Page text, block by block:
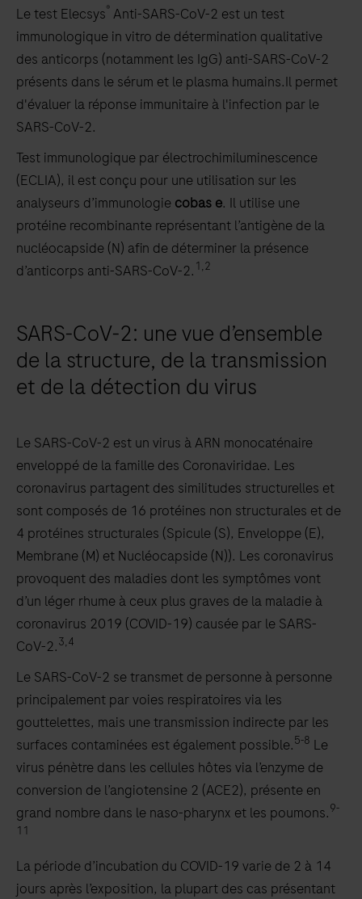
Le test Elecsys® Anti-SARS-CoV-2 est un test
immunologique in vitro de détermination qualitative
des anticorps (notamment les IgG) anti-SARS-CoV-2
présents dans le sérum et le plasma humains.Il permet
d'évaluer la réponse immunitaire à l'infection par le
SARS-CoV-2.
Test immunologique par électrochimiluminescence
(ECLIA), il est conçu pour une utilisation sur les
analyseurs d’immunologie cobas e. Il utilise une
protéine recombinante représentant l’antigène de la
nucléocapside (N) afin de déterminer la présence
d’anticorps anti-SARS-CoV-2. 1,2
SARS-CoV-2: une vue d’ensemble
de la structure, de la transmission
et de la détection du virus
Le SARS-CoV-2 est un virus à ARN monocaténaire
enveloppé de la famille des Coronaviridae. Les
coronavirus partagent des similitudes structurelles et
sont composés de 16 protéines non structurales et de
4 protéines structurales (Spicule (S), Enveloppe (E),
Membrane (M) et Nucléocapside (N)). Les coronavirus
provoquent des maladies dont les symptômes vont
d’un léger rhume à ceux plus graves de la maladie à
coronavirus 2019 (COVID-19) causée par le SARS-
CoV-2.3,4
Le SARS-CoV-2 se transmet de personne à personne
principalement par voies respiratoires via les
gouttelettes, mais une transmission indirecte par les
surfaces contaminées est également possible.5-8 Le
virus pénètre dans les cellules hôtes via l’enzyme de
conversion de l’angiotensine 2 (ACE2), présente en
grand nombre dans le naso-pharynx et les poumons.9-
11
La période d’incubation du COVID-19 varie de 2 à 14
jours après l’exposition, la plupart des cas présentant